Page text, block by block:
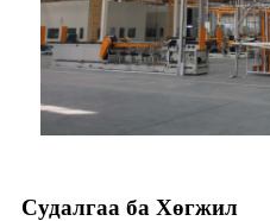
Судалгаа ба Хөгжил